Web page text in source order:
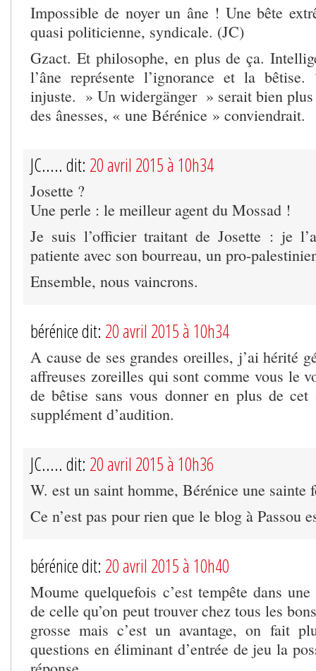
Impossible de noyer un âne ! Une bête
quasi politicienne, syndicale. (JC)
Gzact. Et philosophe, en plus de ça.
l’âne représente l’ignorance et la bêtise.
injuste. » Un widergänger » serait bien
des ânesses, « une Bérénice » conviendrait.
JC..... dit: 20 avril 2015 à 10h34
Josette ?
Une perle : le meilleur agent du Mossad !
Je suis l’officier traitant de Josette : je
patiente avec son bourreau, un pro-
Ensemble, nous vaincrons.
bérénice dit: 20 avril 2015 à 10h34
A cause de ses grandes oreilles, j’ai hérité
affreuses zoreilles qui sont comme vous le
de bêtise sans vous donner en plus de cet
supplément d’audition.
JC..... dit: 20 avril 2015 à 10h36
W. est un saint homme, Bérénice une sainte
Ce n’est pas pour rien que le blog à Passou
bérénice dit: 20 avril 2015 à 10h40
Moume quelquefois c’est tempête dans
de celle qu’on peut trouver chez tous les
grosse mais c’est un avantage, on fait
questions en éliminant d’entrée de jeu la